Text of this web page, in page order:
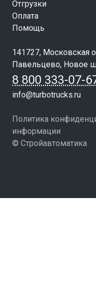
Отгрузки
Оплата
Помощь
141727, Московская
Павельцево, Новое
8 800 333-07-
info@turbotrucks.ru
Политика
информации
© Стройавтоматика